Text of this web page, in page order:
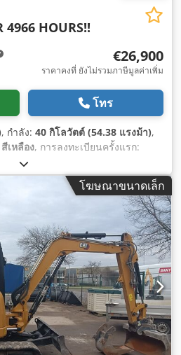
4966 HOURS!!
€26,900
ราคาคงที่ ยังไม่รวมภาษีมูลค่าเพิ่ม
โทร
, กำลัง: 40 กิโลวัตต์ (54.38 แรงม้า),
สีเหลือง, การลงทะเบียนครั้งแรก:
วโมงการทำงาน:
โฆษณาขนาดเล็ก